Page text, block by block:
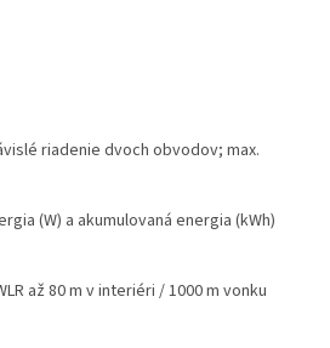
riadenie dvoch obvodov; max.
(W) a akumulovaná energia (kWh)
až 80 m v interiéri / 1000 m vonku